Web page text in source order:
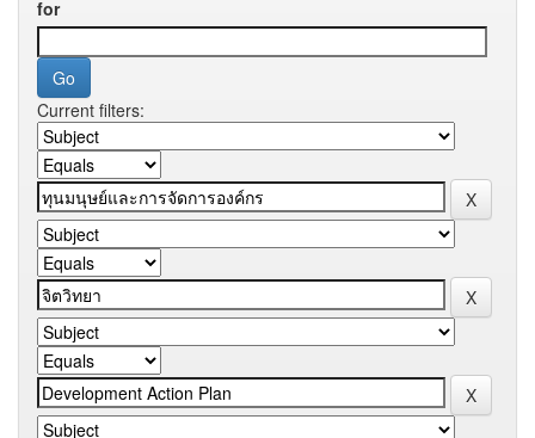
for
Current filters: